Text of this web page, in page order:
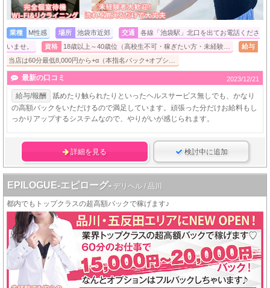
業種 M性感 場所 池袋市近郊 交通
各線「池袋駅」北口を出てお電話くださ
いませ。
資格 18歳以上～40歳位（高校生不可・稼ぎたい方・未経験…
給与
当店は60分最低8,000円から+α（本指名バック+オプシ…
最新の口コミ 2023/12/21
給与/報酬
舐めたり触られたりといったヘルスサービス無しでも、かなり
の高額バックをいただけるので満足しています。頑張った分だけお給料もし
っかりアップするシステムなので、やりがいが感じられます。
詳細を見る 検討中に追加
EPILOGUE-エピローグ- デリヘル / 品川
都内でもトップクラスの超高額バックで稼げます♪